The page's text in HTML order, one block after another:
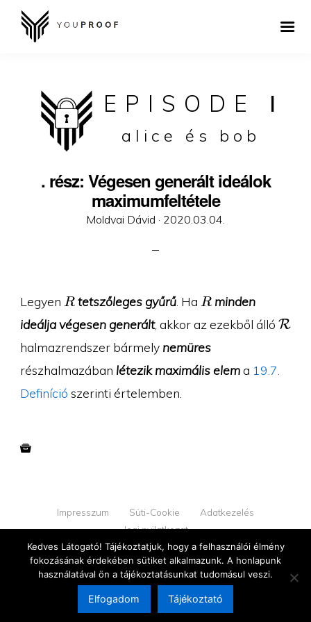
EPISODE I
alice és bob
. rész: Végesen generált ideálok
maximumfeltétele
Moldvai Dávid · Posted
2020.03.04.
Legyen R
R tetszőleges gyűrű. Ha R
R minden
ideálja végesen generált, akkor az ezekből álló R
halmazrendszer bármely nemüres
részhalmazában létezik maximális elema 19.7.
Definíció szerinti értelemben.
Impresszum Süti-Cookie
Adatkezelés
Jogi nyilatkozat
© 2026 YOUPROOF - Minden jog fenntartva
v1.2.2
Megújultunk!Tovább az új oldalra →
Kedves Látogató! Tájékoztatjuk, hogy a felhasználói élmény
fokozásának érdekében sütiket alkalmazunk. A honlapunk
használatával ön a tájékoztatásunkat tudomásul veszi.
Elfogadom Tájékoztató